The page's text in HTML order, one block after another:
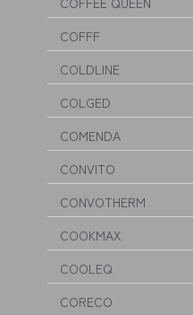
COFFF
COLDLINE
COLGED
COMENDA
CONVITO
CONVOTHERM
COOKMAX
COOLEQ
CORECO